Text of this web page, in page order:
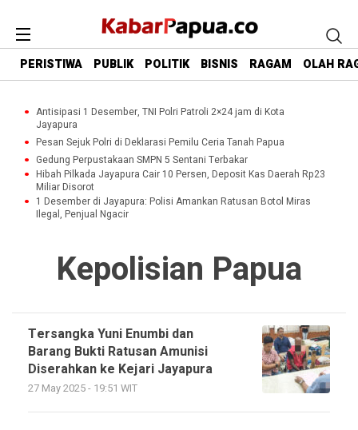
PERISTIWA PUBLIK POLITIK BISNIS RAGAM OLAH
Antisipasi 1 Desember, TNI Polri Patroli 2×24 jam di Kota
Jayapura
Pesan Sejuk Polri di Deklarasi Pemilu Ceria Tanah Papua
Gedung Perpustakaan SMPN 5 Sentani Terbakar
Hibah Pilkada Jayapura Cair 10 Persen, Deposit Kas Daerah Rp23
Miliar Disorot
1 Desember di Jayapura: Polisi Amankan Ratusan Botol Miras
Ilegal, Penjual Ngacir
Kepolisian Papua
Tersangka Yuni Enumbi dan
Barang Bukti Ratusan Amunisi
Diserahkan ke Kejari Jayapura
27 May 2025 - 19:51 WIT